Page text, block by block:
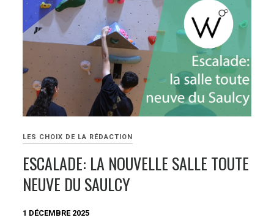
LES CHOIX DE LA RÉDACTION
ESCALADE: LA NOUVELLE SALLE TOUTE
NEUVE DU SAULCY
1 DÉCEMBRE 2025